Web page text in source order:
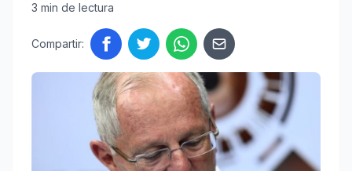
3 min de lectura
Compartir: